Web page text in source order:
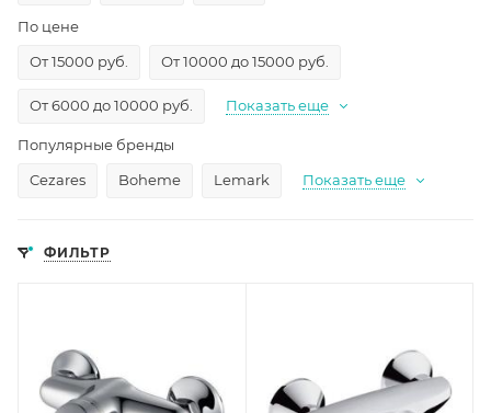
По цене
От 15000 руб.
От 10000 до 15000 руб.
От 6000 до 10000 руб. Показать еще
Популярные бренды
Cezares
Boheme Lemark Показать еще
ФИЛЬТР